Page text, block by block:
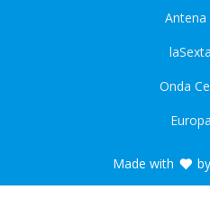
Antena
laSexta
Onda
Made with by